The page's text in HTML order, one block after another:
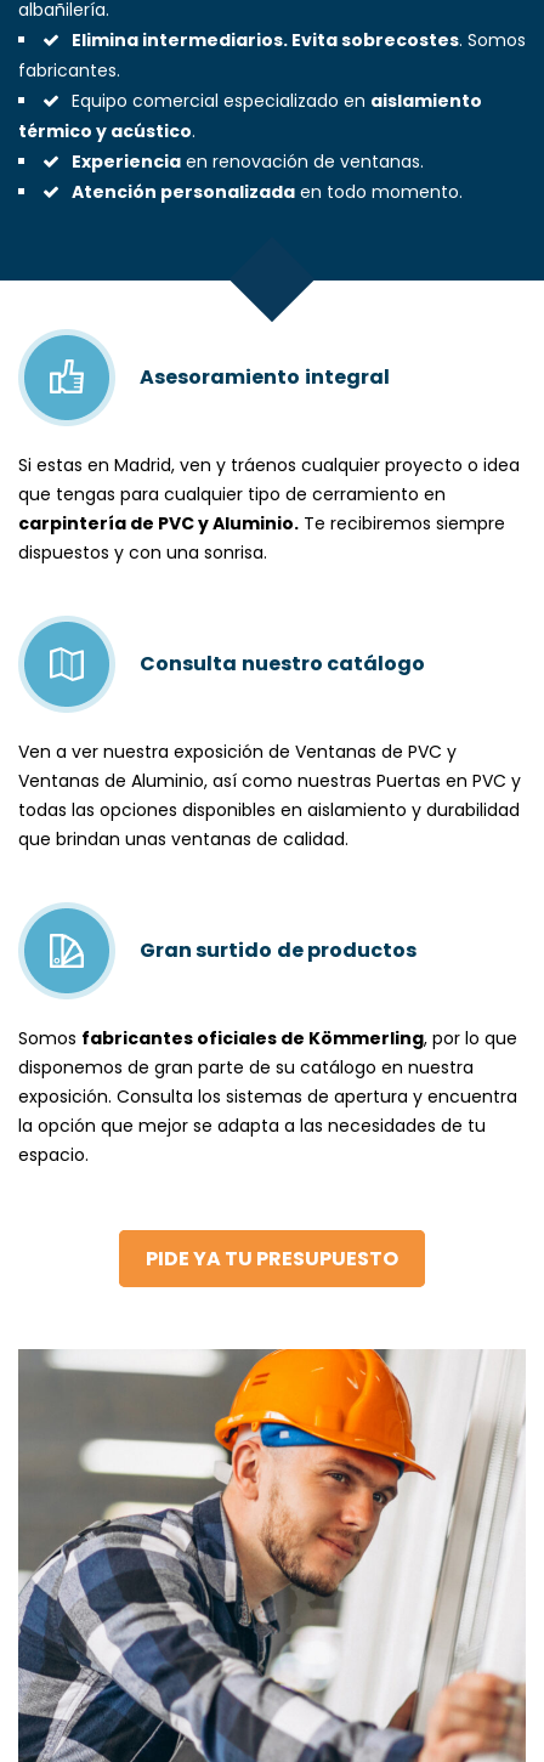
albañilería.
Elimina intermediarios. Evita sobrecostes. Somos
fabricantes.
Equipo comercial especializado en aislamiento
térmico y acústico.
Experiencia en renovación de ventanas.
Atención personalizada en todo momento.
Asesoramiento integral
Si estas en Madrid, ven y tráenos cualquier proyecto o idea
que tengas para cualquier tipo de cerramiento en
carpintería de PVC y Aluminio. Te recibiremos siempre
dispuestos y con una sonrisa.
Consulta nuestro catálogo
Ven a ver nuestra exposición de Ventanas de PVC y
Ventanas de Aluminio, así como nuestras Puertas en PVC y
todas las opciones disponibles en aislamiento y durabilidad
que brindan unas ventanas de calidad.
Gran surtido de productos
Somos fabricantes oficiales de Kömmerling, por lo que
disponemos de gran parte de su catálogo en nuestra
exposición. Consulta los sistemas de apertura y encuentra
la opción que mejor se adapta a las necesidades de tu
espacio.
PIDE YA TU PRESUPUESTO